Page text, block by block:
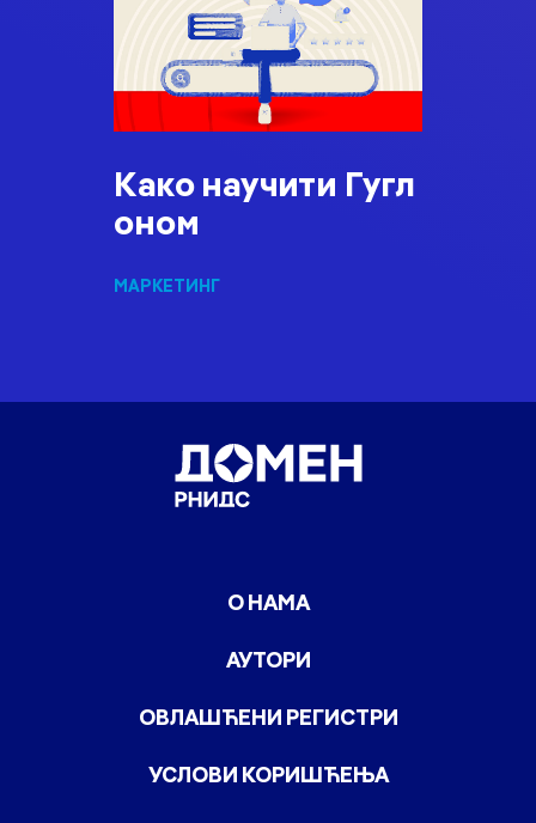
Како научити Гугл
оном
МАРКЕТИНГ
О НАМА
АУТОРИ
ОВЛАШЋЕНИ РЕГИСТРИ
УСЛОВИ КОРИШЋЕЊА